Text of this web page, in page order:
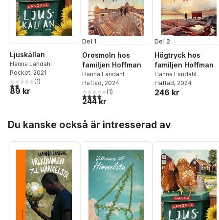
Ljuskällan
Hanna Landahl
Pocket, 2021
2,0utav 5 stjärnor. Totalt antal röster:
(1)
89 kr
Del 1
Orosmoln hos
familjen Hoffman
Hanna Landahl
Häftad, 2024
4,0utav 5 stjärnor. Totalt antal röster:
(1)
244 kr
Del 2
Högtryck hos
familjen Hoffman
Hanna Landahl
Häftad, 2024
246 kr
Du kanske också är intresserad av